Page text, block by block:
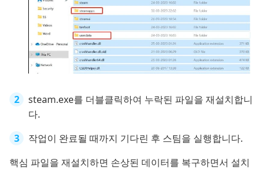
steam.exe를 더블클릭하여 누락된 파일을 재설치합니
다.
작업이 완료될 때까지 기다린 후 스팀을 실행합니다.
핵심 파일을 재설치하면 손상된 데이터를 복구하면서 설치